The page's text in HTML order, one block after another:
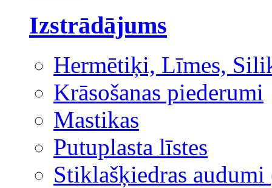
Izstrādājums
Hermētiķi, Līmes,
Krāsošanas piederumi
Mastikas
Putuplasta līstes
Stiklašķiedras audumi